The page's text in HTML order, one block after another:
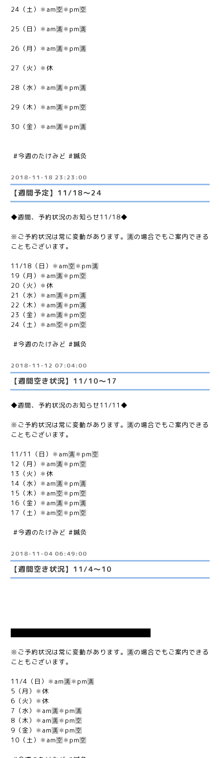
24（土）⚛am🈳⚛pm🈳
25（日）⚛am🈵⚛pm🈵
26（月）⚛am🈵⚛pm🈵
27（火）⚛休
28（水）⚛am🈵⚛pm🈵
29（木）⚛am🈵⚛pm🈳
30（金）⚛am🈵⚛pm🈵
#今週のたけみど #鍼灸
2018-11-18 23:23:00
【週間予定】11/18〜24
◆週間、予約状況のお知らせ11/18◆
※ご予約状況は常に変動があります。🈵の場合でもご案内できる
こともございます。
11/18（日）⚛am🈳⚛pm🈵
19（月）⚛am🈵⚛pm🈳
20（火）⚛休
21（水）⚛am🈵⚛pm🈵
22（木）⚛am🈵⚛pm🈵
23（金）⚛am🈵⚛pm🈳
24（土）⚛am🈳⚛pm🈳
#今週のたけみど #鍼灸
2018-11-12 07:04:00
【週間空き状況】11/10〜17
◆週間、予約状況のお知らせ11/11◆
※ご予約状況は常に変動があります。🈵の場合でもご案内できる
こともございます。
11/11（日）⚛am🈵⚛pm🈳
12（月）⚛am🈵⚛pm🈳
13（火）⚛休
14（水）⚛am🈵⚛pm🈵
15（木）⚛am🈳⚛pm🈳
16（金）⚛am🈵⚛pm🈵
17（土）⚛am🈳⚛pm🈳
#今週のたけみど #鍼灸
2018-11-04 06:49:00
【週間空き状況】11/4〜10
※ご予約状況は常に変動があります。🈵の場合でもご案内できる
こともございます。
11/4（日）⚛am🈵⚛pm🈵
5（月）⚛休
6（火）⚛休
7（水）⚛am🈵⚛pm🈵
8（木）⚛am🈵⚛pm🈳
9（金）⚛am🈵⚛pm🈳
10（土）⚛am🈳⚛pm🈳